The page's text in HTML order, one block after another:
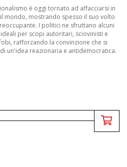
è oggi tornato ad affacciarsi in
mondo, mostrando spesso il suo volto
I politici ne sfruttano alcuni
per scopi autoritari, sciovinisti e
rafforzando la convinzione che si
un'idea reazionaria e antidemocratica.